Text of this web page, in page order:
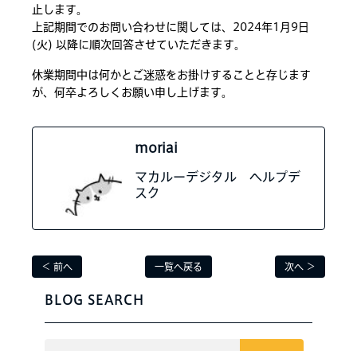
止します。
上記期間でのお問い合わせに関しては、2024年1月9日
(火) 以降に順次回答させていただきます。
休業期間中は何かとご迷惑をお掛けすることと存じます
が、何卒よろしくお願い申し上げます。
moriai
マカルーデジタル ヘルプデ
スク
＜ 前へ 一覧へ戻る 次へ ＞
BLOG SEARCH